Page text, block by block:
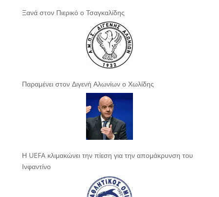
Ξανά στον Πιερικό ο Τσαγκαλίδης
Παραμένει στον Διγενή Αλωνίων ο Χωλίδης
Η UEFA κλιμακώνει την πίεση για την απομάκρυνση του
Ινφαντίνο